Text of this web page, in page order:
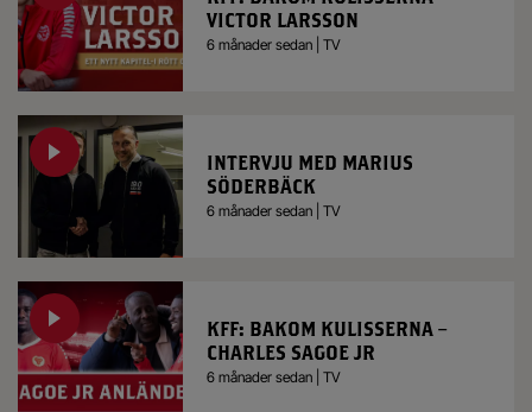
VICTOR LARSSON
6 månader sedan | TV
INTERVJU MED MARIUS
SÖDERBÄCK
6 månader sedan | TV
KFF: BAKOM KULISSERNA –
CHARLES SAGOE JR
6 månader sedan | TV